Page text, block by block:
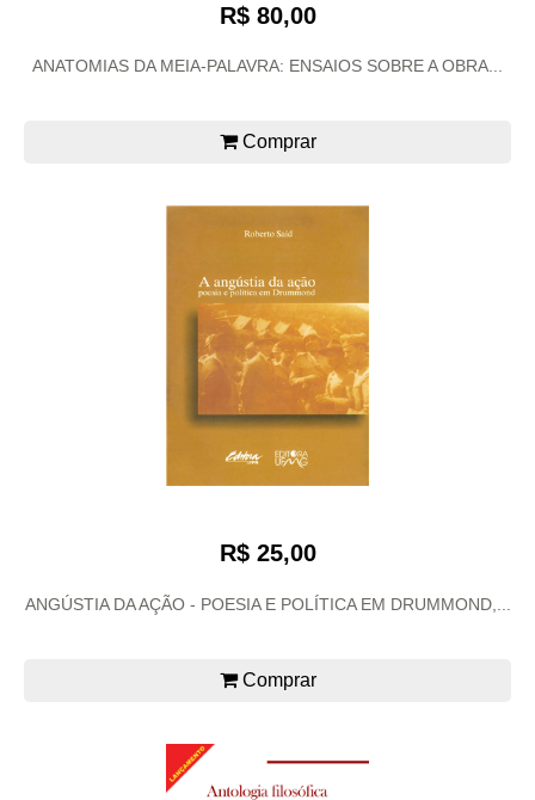
R$ 80,00
ANATOMIAS DA MEIA-PALAVRA: ENSAIOS SOBRE A OBRA...
Comprar
R$ 25,00
ANGÚSTIA DA AÇÃO - POESIA E POLÍTICA EM DRUMMOND,...
Comprar